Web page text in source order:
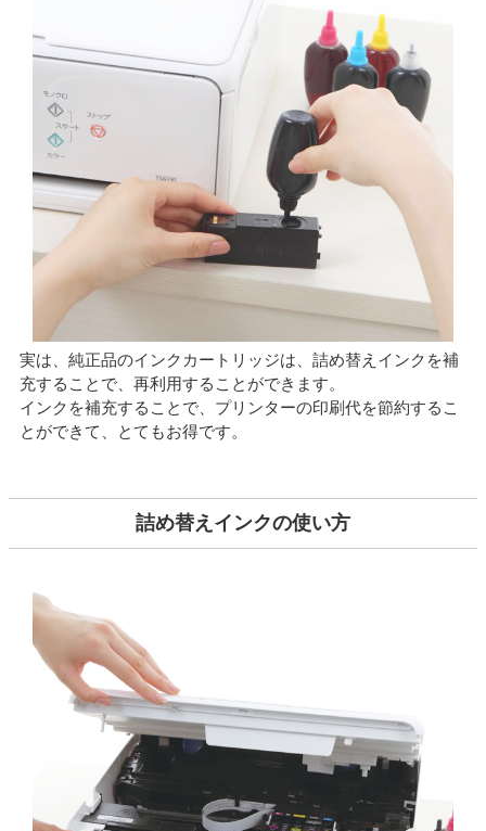
実は、純正品のインクカートリッジは、詰め替えインクを補
充することで、再利用することができます。
インクを補充することで、プリンターの印刷代を節約するこ
とができて、とてもお得です。
詰め替えインクの使い方